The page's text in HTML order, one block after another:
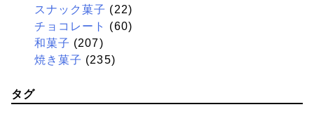
スナック菓子 (22)
チョコレート
(60)
和菓子 (207)
焼き菓子 (235)
タグ